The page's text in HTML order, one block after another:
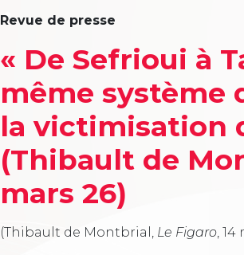
Revue de presse
« De Sefrioui à
même système
la victimisation
(Thibault de
mars 26)
(Thibault de Montbrial, Le Figaro, 14